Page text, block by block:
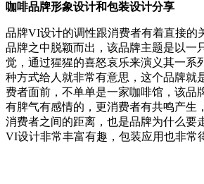
咖啡品牌形象设计和包装设计分享
品牌VI设计的调性跟消费者有着直接的
品牌之中脱颖而出，该品牌主题是以一
觉，通过猩猩的喜怒哀乐来演义其一系
种方式给人就非常有意思，这个品牌就
费者面前，不单单是一家咖啡馆，该品
有脾气有感情的，更消费者有共鸣产生
消费者之间的距离，也是品牌为什么要
VI设计非常丰富有趣，包装应用也非常